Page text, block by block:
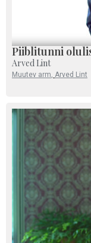
Piiblitunni
Arved Lint
Muutev arm, Arved Lint